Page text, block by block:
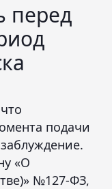
перед
подачи
«О
№127-ФЗ,